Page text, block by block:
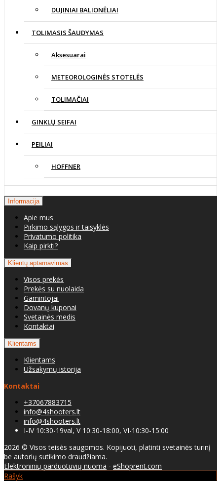
DUJINIAI BALIONĖLIAI
TOLIMASIS ŠAUDYMAS
Aksesuarai
METEOROLOGINĖS STOTELĖS
TOLIMAČIAI
GINKLŲ SEIFAI
PEILIAI
HOFFNER
Informacija
Apie mus
Pirkimo sąlygos ir taisyklės
Privatumo politika
Kaip pirkti?
Klientų aptarnavimas
Visos prekės
Prekės su nuolaida
Gamintojai
Dovanų kuponai
Svetainės medis
Kontaktai
Klientams
Klientams
Užsakymų istorija
Kontaktai
+37067883715
info@4shooters.lt
info@4shooters.lt
I-IV 10:30-19val, V 10:30-18:00, VI-10:30-15:00
2026 © Visos teisės saugomos. Kopijuoti, platinti svetainės turinį
be autorių sutikimo draudžiama.
Elektroninių parduotuvių nuoma - eShoprent.com
Rašyk